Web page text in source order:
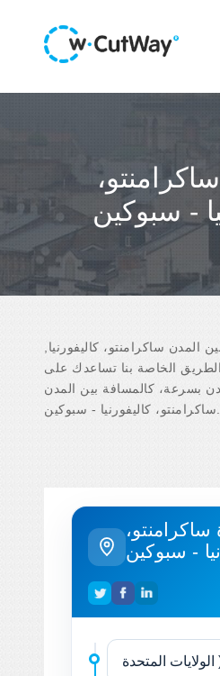
- سبوكين
ساكرامنتو، كاليفورنيا,
الخاصة بنا تساعدك على
بسرعة، كالمسافة بين المدن
ساكرامنتو،
- سبوكين